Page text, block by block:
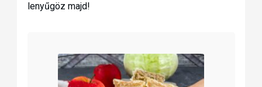
lenyűgöz majd!